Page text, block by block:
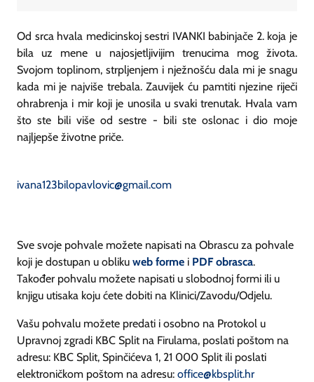
Od srca hvala medicinskoj sestri IVANKI babinjače 2. koja je
bila uz mene u najosjetljivijim trenucima mog života.
Svojom toplinom, strpljenjem i nježnošću dala mi je snagu
kada mi je najviše trebala. Zauvijek ću pamtiti njezine riječi
ohrabrenja i mir koji je unosila u svaki trenutak. Hvala vam
što ste bili više od sestre - bili ste oslonac i dio moje
najljepše životne priče.
ivana123bilopavlovic@gmail.com
Sve svoje pohvale možete napisati na Obrascu za pohvale
koji je dostupan u obliku web forme i PDF obrasca.
Također pohvalu možete napisati u slobodnoj formi ili u
knjigu utisaka koju ćete dobiti na Klinici/Zavodu/Odjelu.
Vašu pohvalu možete predati i osobno na Protokol u
Upravnoj zgradi KBC Split na Firulama, poslati poštom na
adresu: KBC Split, Spinčićeva 1, 21 000 Split ili poslati
elektroničkom poštom na adresu: office@kbsplit.hr